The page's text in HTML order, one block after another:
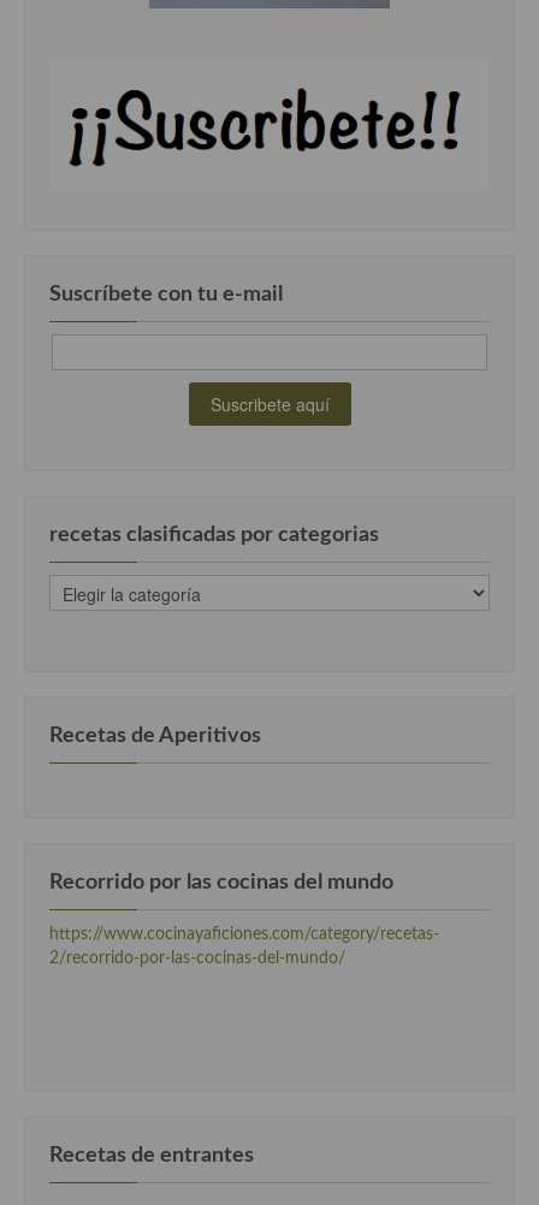
Cocina Eslovena
Cocina Hungara
Cocina Irlanda
Cocina portuguesa
Cocina Rusa
Suscríbete con tu e-mail
recetas clasificadas por categorias
recetas
clasificadas
Recetas de Aperitivos
Recorrido por las cocinas del mundo
https://www.cocinayaficiones.com/category/recetas-
2/recorrido-por-las-cocinas-del-mundo/
Recetas de entrantes